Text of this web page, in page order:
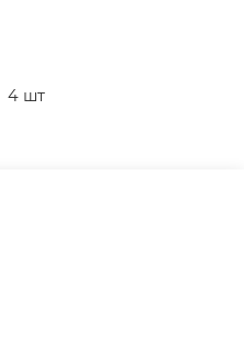
4 шт